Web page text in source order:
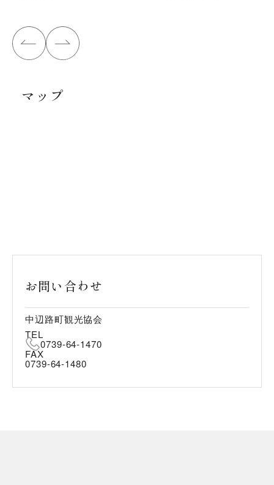
マップ
お問い合わせ
中辺路町観光協会
TEL
0739-64-1470
FAX
0739-64-1480